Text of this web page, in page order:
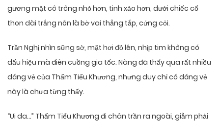
gương mặt cô trông nhỏ hơn, tinh xảo hơn, dưới chiếc cổ
thon dài trắng nõn là bờ vai thẳng tắp, cứng cỏi.
Trần Nghị nhìn sững sờ, mặt hơi đỏ lên, nhịp tim không có
dấu hiệu mà điên cuồng gia tốc. Nàng đã thấy qua rất nhiều
dáng vẻ của Thẩm Tiểu Khương, nhưng duy chỉ có dáng vẻ
này là chưa từng thấy.
“Ui da…” Thẩm Tiểu Khương đi chân trần ra ngoài, giẫm phải